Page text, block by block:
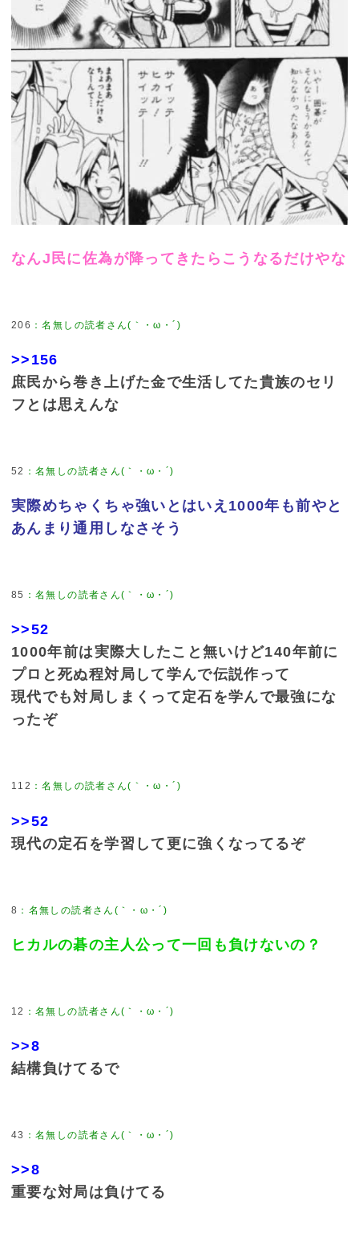
なんJ民に佐為が降ってきたらこうなるだけやな
206 ：名無しの読者さん(｀・ω・´)
>>156
庶民から巻き上げた金で生活してた貴族のセリ
フとは思えんな
52 ：名無しの読者さん(｀・ω・´)
実際めちゃくちゃ強いとはいえ1000年も前やと
あんまり通用しなさそう
85 ：名無しの読者さん(｀・ω・´)
>>52
1000年前は実際大したこと無いけど140年前に
プロと死ぬ程対局して学んで伝説作って
現代でも対局しまくって定石を学んで最強にな
ったぞ
112 ：名無しの読者さん(｀・ω・´)
>>52
現代の定石を学習して更に強くなってるぞ
8 ： 名無しの読者さん(｀・ω・´)
ヒカルの碁の主人公って一回も負けないの？
12 ：名無しの読者さん(｀・ω・´)
>>8
結構負けてるで
43 ：名無しの読者さん(｀・ω・´)
>>8
重要な対局は負けてる